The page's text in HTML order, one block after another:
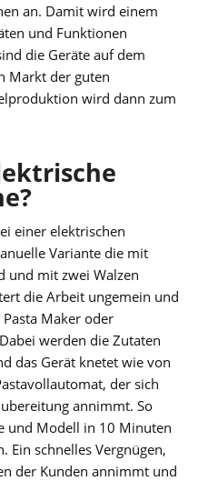
an. Damit wird einem
und Funktionen
die Geräte auf dem
Markt der guten
wird dann zum
einer elektrischen
Variante die mit
und mit zwei Walzen
die Arbeit ungemein und
Maker oder
werden die Zutaten
das Gerät knetet wie von
der sich
annimmt. So
und Modell in 10 Minuten
Ein schnelles Vergnügen,
der Kunden annimmt und